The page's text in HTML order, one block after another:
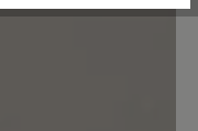
Sie der Erste und